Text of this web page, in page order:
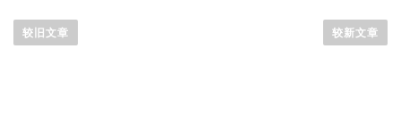
章
较旧文章 较新文章